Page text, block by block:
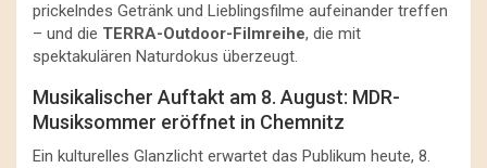
prickelndes Getränk und Lieblingsfilme aufeinander treffen
– und die TERRA-Outdoor-Filmreihe, die mit
spektakulären Naturdokus überzeugt.
Musikalischer Auftakt am 8. August: MDR-
Musiksommer eröffnet in Chemnitz
Ein kulturelles Glanzlicht erwartet das Publikum heute, 8.